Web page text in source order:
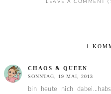
LEAVE A COMMENT
1
CHAOS & QUEEN
SONNTAG, 19 MAI, 2013
bin heute nich